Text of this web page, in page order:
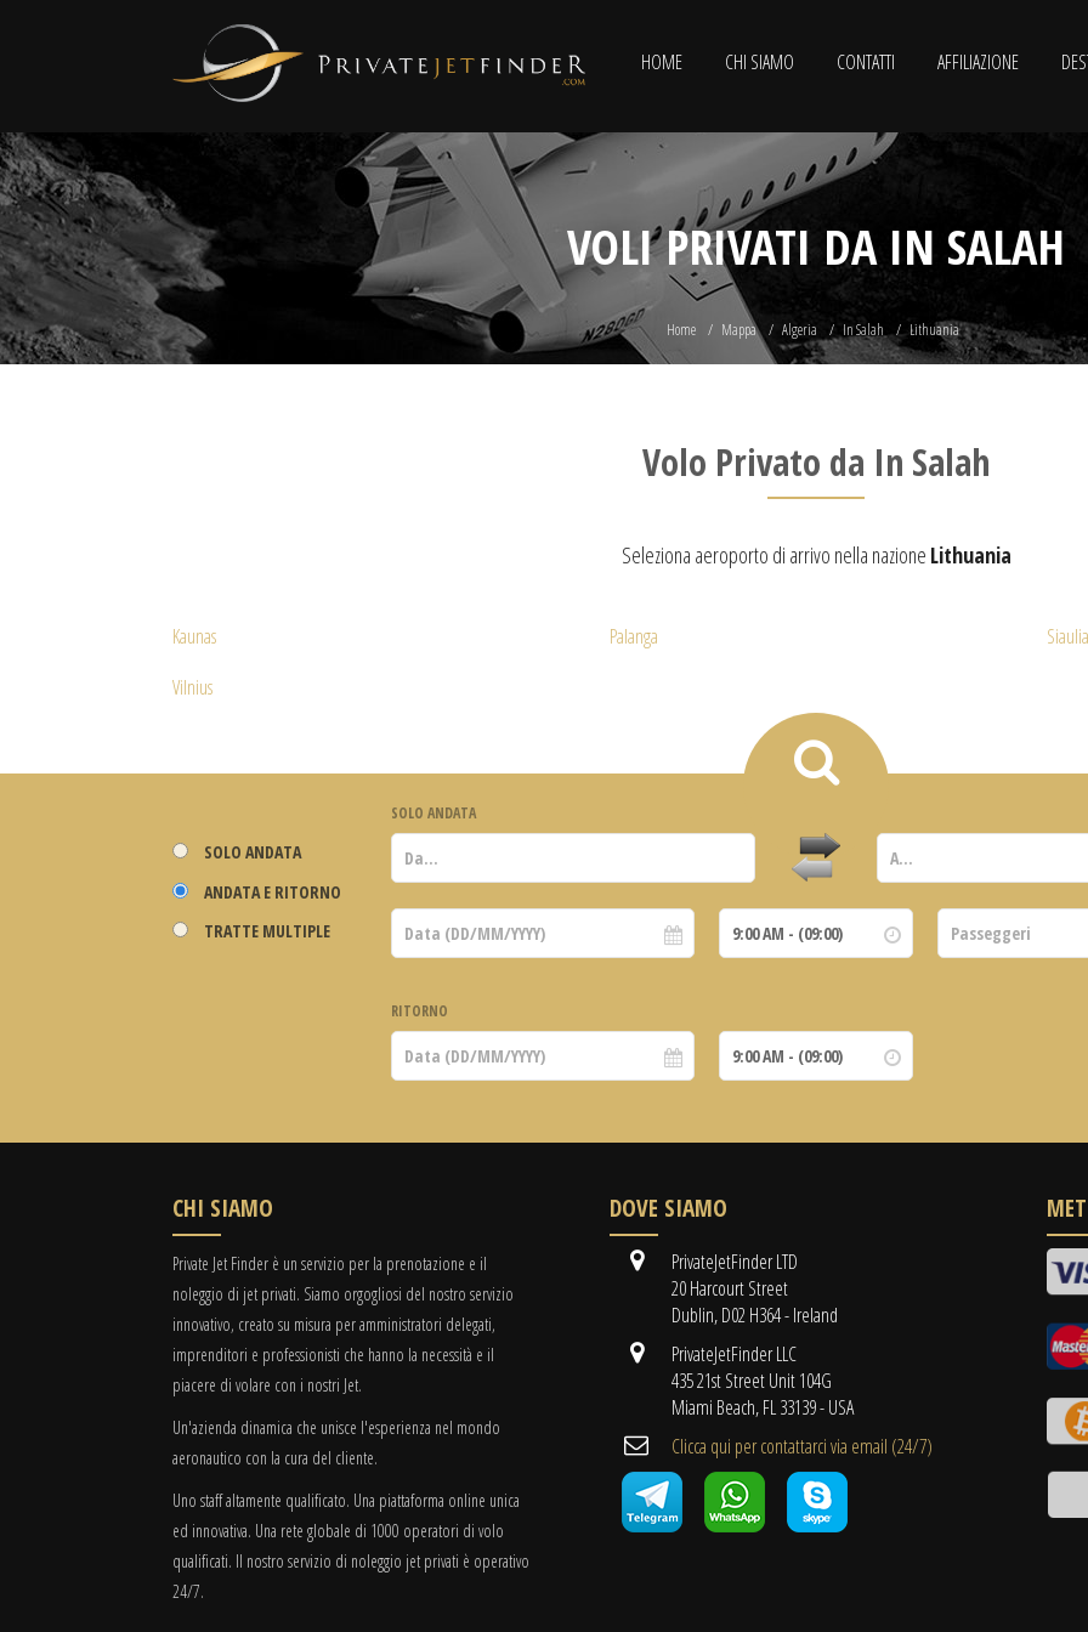
HOME CHI SIAMO CONTATTI AFFILIAZIONE
VOLI PRIVATI DA IN SALAH
Home Mappa Algeria In Salah Lithuania
Volo Privato da In Salah
Seleziona aeroporto di arrivo nella nazione Lithuania
Kaunas Palanga
Vilnius
SOLO ANDATA
ANDATA E RITORNO
TRATTE MULTIPLE
SOLO ANDATA
RITORNO
CHI SIAMO
Private Jet Finder è un servizio per la prenotazione e il
noleggio di jet privati. Siamo orgogliosi del nostro servizio
innovativo, creato su misura per amministratori delegati,
imprenditori e professionisti che hanno la necessità e il
piacere di volare con i nostri Jet.
Un'azienda dinamica che unisce l'esperienza nel mondo
aeronautico con la cura del cliente.
Uno staff altamente qualificato. Una piattaforma online unica
ed innovativa. Una rete globale di 1000 operatori di volo
qualificati. Il nostro servizio di noleggio jet privati è operativo
24/7.
DOVE SIAMO
PrivateJetFinder LTD
20 Harcourt Street
Dublin, D02 H364 - Ireland
PrivateJetFinder LLC
435 21st Street Unit 104G
Miami Beach, FL 33139 - USA
Clicca qui per contattarci via email (24/7)